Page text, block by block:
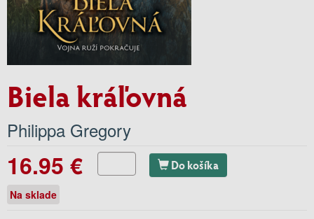
Biela kráľovná
Philippa Gregory
16.95 € Do košíka
Na sklade